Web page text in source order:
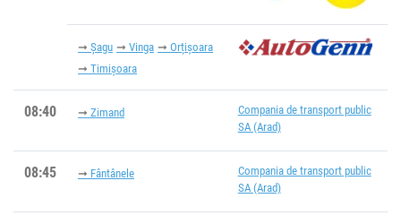
Șagu Vinga
Orțişoara
Timișoara
08:40
Compania de transport public
SA (Arad)
Zimand
08:45
Compania de transport public
SA (Arad)
Fântânele